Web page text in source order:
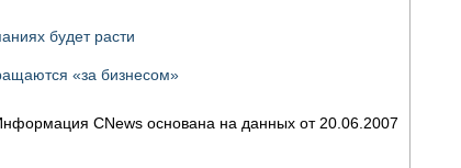
будет расти
«за бизнесом»
CNews основана на данных от 20.06.2007